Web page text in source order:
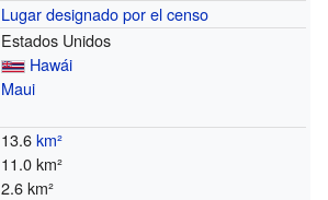
Lugar designado por el censo
Estados Unidos
Hawái
Maui
13.6km²
11.0 km²
2.6 km²